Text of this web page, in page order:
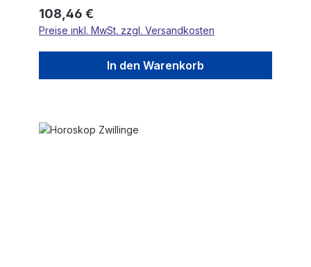
Regulärer Preis:
108,46 €
Preise inkl. MwSt. zzgl. Versandkosten
In den Warenkorb